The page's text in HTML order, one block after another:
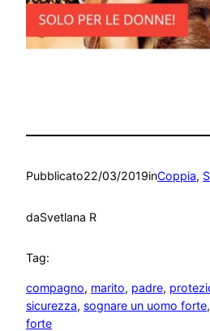
Pubblicato22/03/2019inCoppia,
daSvetlana R
Tag:
compagno, marito, padre,
sicurezza, sognare un uomo forte,
forte